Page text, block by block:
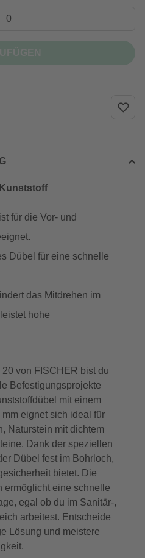
für die Vor- und
Dübel für eine schnelle
das Mitdrehen im
hohe
von FISCHER bist du
Befestigungsprojekte
mit einem
eignet sich ideal für
Naturstein mit dichtem
Dank der speziellen
Dübel fest im Bohrloch,
bietet. Die
ermöglicht eine schnelle
egal ob du im Sanitär-,
arbeitest. Entscheide
Lösung und meistere